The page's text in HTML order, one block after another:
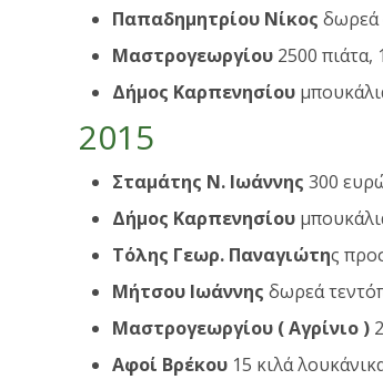
Παπαδημητρίου Νίκος δωρεά
Μαστρογεωργίου 2500 πιάτα,
Δήμος Καρπενησίου
2015
Σταμάτης Ν. Ιωάννης 300
Δήμος Καρπενησίου
Τόλης Γεωρ. Παναγιώτης
Μήτσου Ιωάννης δωρεά
Μαστρογεωργίου ( Αγρίνιο )
Αφοί Βρέκου 15 κιλά